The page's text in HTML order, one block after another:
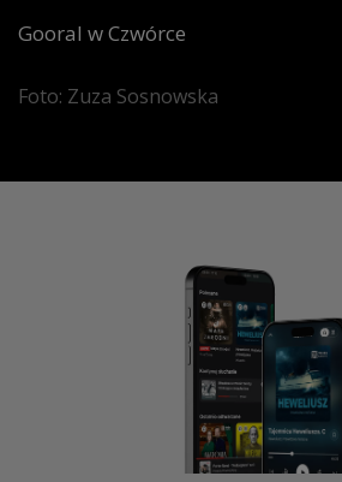
Gooral w Czwórce
Foto: Zuza Sosnowska